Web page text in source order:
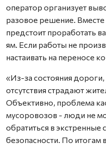
оператор организует
разовое решение.
предстоит проработать
ям. Если работы не
настаивать на переносе
«Из-за состояния
отсутствия страдают
Объективно, проблема
мусоровозов - люди не
обратиться в
безопасности. По итогам